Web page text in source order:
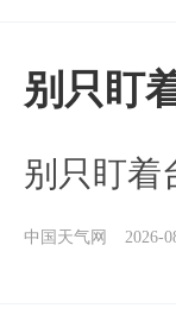
别只盯
别只盯着
中国天气网 2026-